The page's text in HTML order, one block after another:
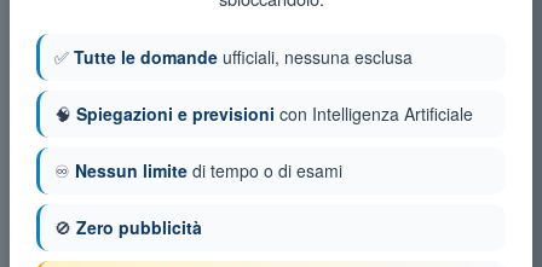
✅ Tutte le domande ufficiali, nessuna esclusa
🧠 Spiegazioni e previsioni con Intelligenza Artificiale
♾️ Nessun limite di tempo o di esami
🚫 Zero pubblicità